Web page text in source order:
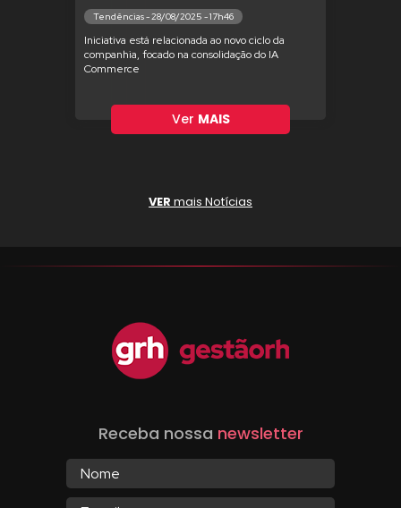
Tendências - 28/08/2025 - 17h46
Iniciativa está relacionada ao novo ciclo da
companhia, focado na consolidação do IA
Commerce
Ver MAIS
VER mais Notícias
Receba nossa newsletter